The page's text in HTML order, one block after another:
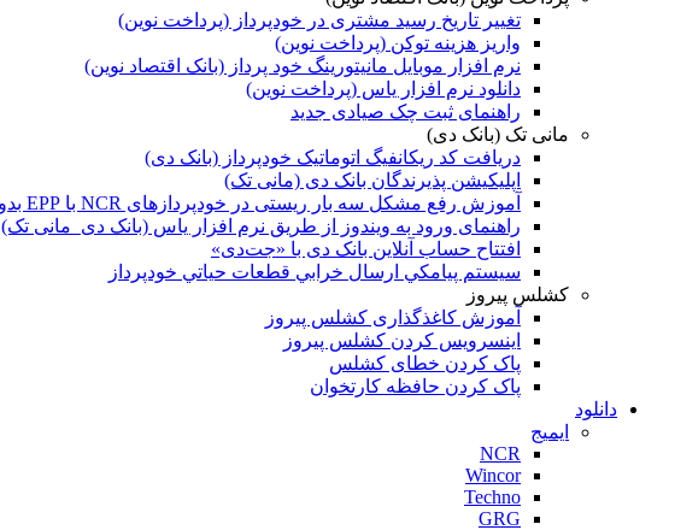
تغییر تاریخ رسید مشتری در خودپرداز (پرداخت نوین)
واریز هزینه توکن (پرداخت نوین)
نرم افزار موبایل مانیتورینگ خود پرداز (بانک اقتصاد نوین)
دانلود نرم افزار یاس (پرداخت نوین)
راهنمای ثبت چک صیادی جدید
مانی تک (بانک دی)
دریافت کد ریکانفیگ اتوماتیک خودپرداز (بانک دی)
اپلیکیشن پذیرندگان بانک دی (مانی تک)
آموزش رفع مشکل سه بار ریستی در خودپردازهای NCR با EPP بدون‌ انکریپشن (بانک دی)
راهنمای ورود به ویندوز از طریق نرم افزار یاس (بانک دی_مانی تک)
افتتاح حساب آنلاین بانک دی با «جت‌دی»
سيستم پيامكي ارسال خرابي قطعات حياتي خودپرداز
کشلس پیروز
آموزش کاغذگذاری کشلس پیروز
اینسرویس کردن کشلس پیروز
پاک کردن خطای کشلس
پاک کردن حافظه کارتخوان
دانلود
ایمیج
NCR
Wincor
Techno
GRG